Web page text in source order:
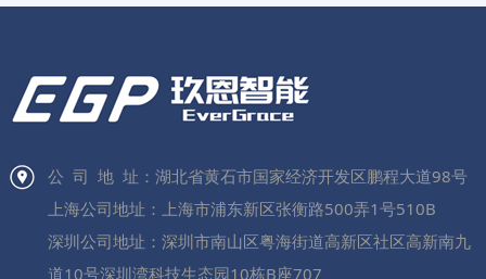
公 司 地 址：湖北省黄石市国家经济开发区鹏程大道98号
上海公司地址：上海市浦东新区张衡路500弄1号510B
深圳公司地址：深圳市南山区粤海街道高新区社区高新南九
道10号深圳湾科技生态园10栋B座707